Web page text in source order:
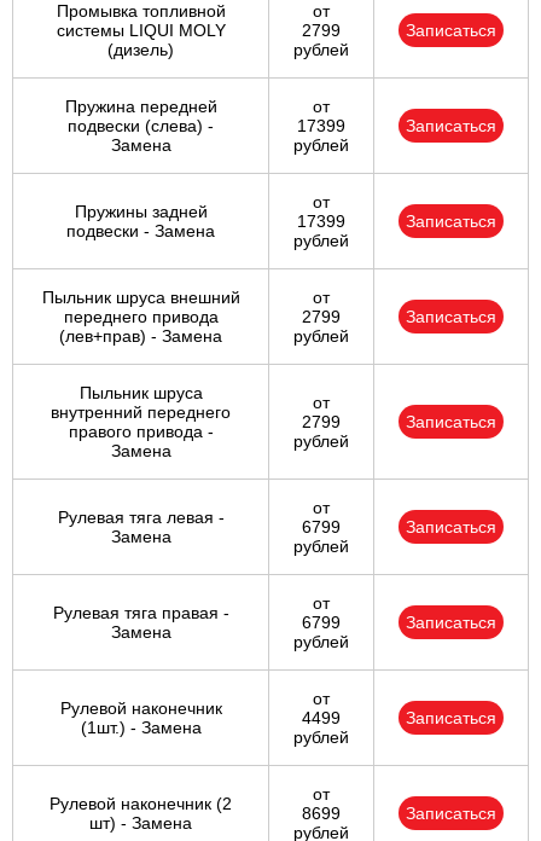
Промывка топливной
системы LIQUI MOLY
(дизель)
от
2799
рублей
Записаться
Пружина передней
подвески (слева) -
Замена
от
17399
рублей
Записаться
Пружины задней
подвески - Замена
от
17399
рублей
Записаться
Пыльник шруса внешний
переднего привода
(лев+прав) - Замена
от
2799
рублей
Записаться
Пыльник шруса
внутренний переднего
правого привода -
Замена
от
2799
рублей
Записаться
Рулевая тяга левая -
Замена
от
6799
рублей
Записаться
Рулевая тяга правая -
Замена
от
6799
рублей
Записаться
Рулевой наконечник
(1шт.) - Замена
от
4499
рублей
Записаться
Рулевой наконечник (2
шт) - Замена
от
8699
рублей
Записаться